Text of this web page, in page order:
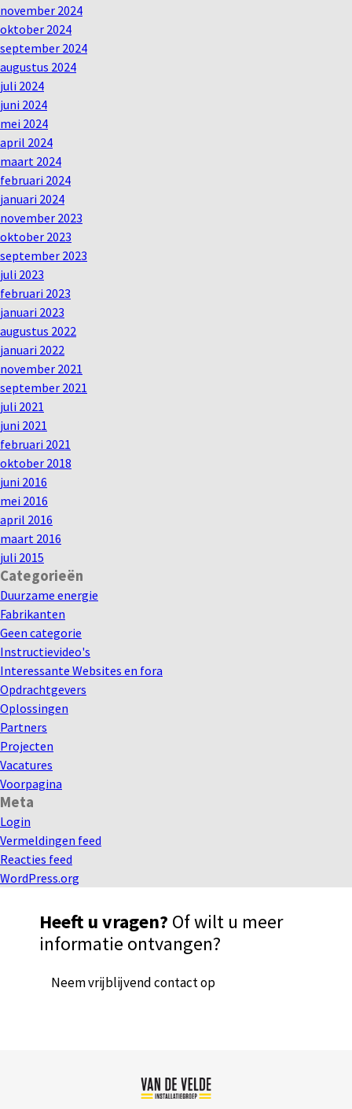
november 2024
oktober 2024
september 2024
augustus 2024
juli 2024
juni 2024
mei 2024
april 2024
maart 2024
februari 2024
januari 2024
november 2023
oktober 2023
september 2023
juli 2023
februari 2023
januari 2023
augustus 2022
januari 2022
november 2021
september 2021
juli 2021
juni 2021
februari 2021
oktober 2018
juni 2016
mei 2016
april 2016
maart 2016
juli 2015
Categorieën
Duurzame energie
Fabrikanten
Geen categorie
Instructievideo's
Interessante Websites en fora
Opdrachtgevers
Oplossingen
Partners
Projecten
Vacatures
Voorpagina
Meta
Login
Vermeldingen feed
Reacties feed
WordPress.org
Heeft u vragen? Of wilt u meer
informatie ontvangen?
Neem vrijblijvend contact op